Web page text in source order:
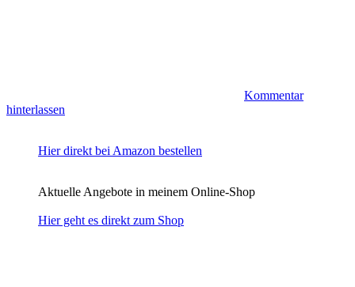
Kommentar
hinterlassen
Hier direkt bei Amazon bestellen
Aktuelle Angebote in meinem Online-Shop
Hier geht es direkt zum Shop